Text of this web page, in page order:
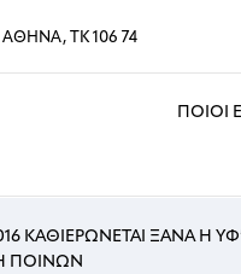
ΑΘΗΝΑ, ΤΚ 106 74
ΠΟΙΟΙ
ΚΑΘΙΕΡΩΝΕΤΑΙ ΞΑΝΑ Η
ΠΟΙΝΩΝ